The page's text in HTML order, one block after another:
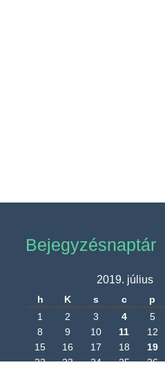
Bejegyzésnaptár
2019. július
h K s c p
1
2 3 4 5
8
9 10 11 12
15
16 17 18 19
22
23 24 25 26